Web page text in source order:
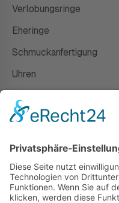
Verlobungsringe
Eheringe
Schmuckanfertigung
Uhren
Susanne Steiger
Geschäfte